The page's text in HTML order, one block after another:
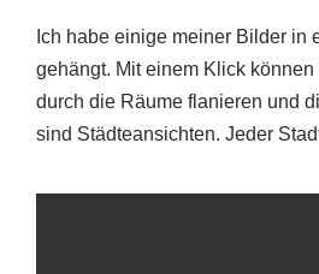
Ich habe einige meiner Bilder in
gehängt. Mit einem Klick
durch die Räume flanieren und
sind Städteansichten. Jeder